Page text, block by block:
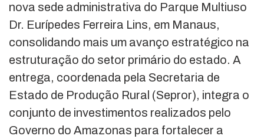
nova sede administrativa do Parque Multiuso
Dr. Eurípedes Ferreira Lins, em Manaus,
consolidando mais um avanço estratégico na
estruturação do setor primário do estado. A
entrega, coordenada pela Secretaria de
Estado de Produção Rural (Sepror), integra o
conjunto de investimentos realizados pelo
Governo do Amazonas para fortalecer a